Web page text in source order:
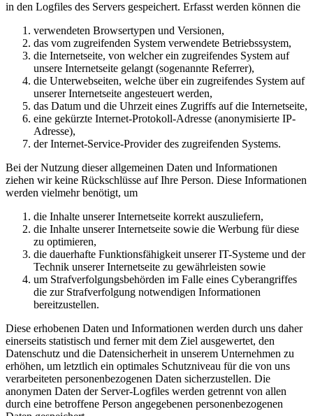
in den Logfiles des Servers gespeichert. Erfasst werden können die
verwendeten Browsertypen und Versionen,
das vom zugreifenden System verwendete Betriebssystem,
die Internetseite, von welcher ein zugreifendes System auf
unsere Internetseite gelangt (sogenannte Referrer),
die Unterwebseiten, welche über ein zugreifendes System auf
unserer Internetseite angesteuert werden,
das Datum und die Uhrzeit eines Zugriffs auf die Internetseite,
eine gekürzte Internet-Protokoll-Adresse (anonymisierte IP-
Adresse),
der Internet-Service-Provider des zugreifenden Systems.
Bei der Nutzung dieser allgemeinen Daten und Informationen
ziehen wir keine Rückschlüsse auf Ihre Person. Diese Informationen
werden vielmehr benötigt, um
die Inhalte unserer Internetseite korrekt auszuliefern,
die Inhalte unserer Internetseite sowie die Werbung für diese
zu optimieren,
die dauerhafte Funktionsfähigkeit unserer IT-Systeme und der
Technik unserer Internetseite zu gewährleisten sowie
um Strafverfolgungsbehörden im Falle eines Cyberangriffes
die zur Strafverfolgung notwendigen Informationen
bereitzustellen.
Diese erhobenen Daten und Informationen werden durch uns daher
einerseits statistisch und ferner mit dem Ziel ausgewertet, den
Datenschutz und die Datensicherheit in unserem Unternehmen zu
erhöhen, um letztlich ein optimales Schutzniveau für die von uns
verarbeiteten personenbezogenen Daten sicherzustellen. Die
anonymen Daten der Server-Logfiles werden getrennt von allen
durch eine betroffene Person angegebenen personenbezogenen